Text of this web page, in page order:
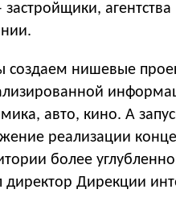
агентства
создаем нишевые
авто, кино. А
реализации
более
Дирекции